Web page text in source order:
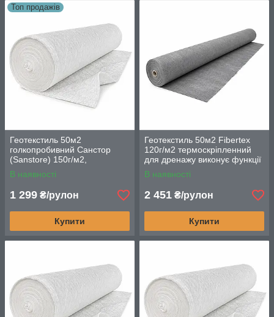
Топ продажів
Геотекстиль 50м2
голкопробивний Санстор
(Sanstore) 150г/м2,
будівельний для дренажу та
фільтрації
В наявності
1 299 ₴/рулон
Купити
Геотекстиль 50м2 Fiberteх
120г/м2 термоскріпленний
для дренажу виконує функції
утеплювача, роздільника і
фільтра
В наявності
2 451 ₴/рулон
Купити